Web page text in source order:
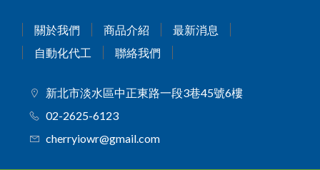
關於我們 商品介紹
最新消息
自動化代工
聯絡我們
新北市淡水區中正東路一段3巷45號6樓
02-2625-6123
cherryiowr@gmail.com